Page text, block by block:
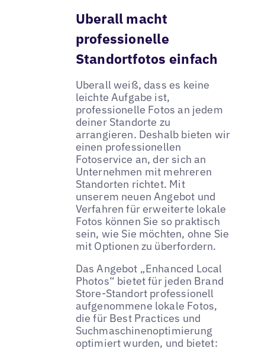
Uberall macht
professionelle
Standortfotos einfach
Uberall weiß, dass es keine
leichte Aufgabe ist,
professionelle Fotos an jedem
deiner Standorte zu
arrangieren. Deshalb bieten wir
einen professionellen
Fotoservice an, der sich an
Unternehmen mit mehreren
Standorten richtet. Mit
unserem neuen Angebot und
Verfahren für erweiterte lokale
Fotos können Sie so praktisch
sein, wie Sie möchten, ohne Sie
mit Optionen zu überfordern.
Das Angebot „Enhanced Local
Photos“ bietet für jeden Brand
Store-Standort professionell
aufgenommene lokale Fotos,
die für Best Practices und
Suchmaschinenoptimierung
optimiert wurden, und bietet: